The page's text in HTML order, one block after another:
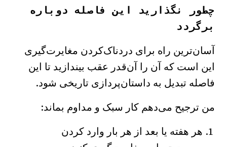
چطور نگذارید این فاصله دوباره
برگردد
آسان‌ترین راه برای دردناک‌کردن مغایرت‌گیری
این است که آن را آن‌قدر عقب بیندازید تا این
فاصله تبدیل به داستان‌پردازی تاریخی شود.
من ترجیح می‌دهم کار سبک و مداوم بماند:
هر هفته یا بعد از هر بار وارد کردن